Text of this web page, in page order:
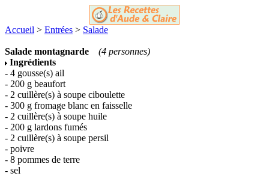
Accueil > Entrées > Salade
Salade montagnarde
(4 personnes)
Ingrédients
- 4 gousse(s) ail
- 200 g beaufort
- 2 cuillère(s) à soupe ciboulette
- 300 g fromage blanc en faisselle
- 2 cuillère(s) à soupe huile
- 200 g lardons fumés
- 2 cuillère(s) à soupe persil
- poivre
- 8 pommes de terre
- sel